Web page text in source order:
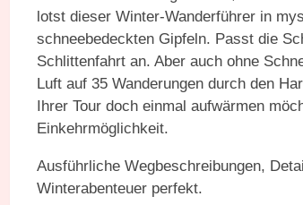
lotst dieser Winter-Wanderführer in
schneebedeckten Gipfeln. Passt die
Schlittenfahrt an. Aber auch ohne
Luft auf 35 Wanderungen durch den
Ihrer Tour doch einmal aufwärmen
Einkehrmöglichkeit.
Ausführliche Wegbeschreibungen,
Winterabenteuer perfekt.